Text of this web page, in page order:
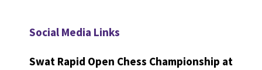
Social Media Links
Swat Rapid Open Chess Championship at